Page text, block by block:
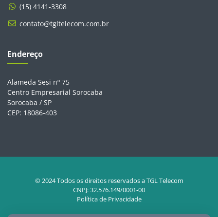
(15) 4141-3308
contato@tgltelecom.com.br
Endereço
Alameda Sesi nº 75
Centro Empresarial Sorocaba
Sorocaba / SP
CEP: 18086-403
© 2024 Todos os direitos reservados a TGL Telecom
CNPJ: 32.576.149/0001-00
Política de Privacidade